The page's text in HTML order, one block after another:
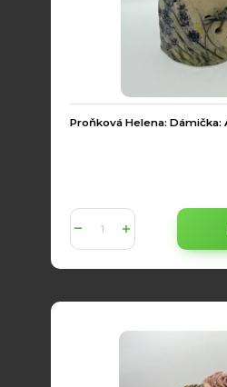
Proňková Helena: Dámička: